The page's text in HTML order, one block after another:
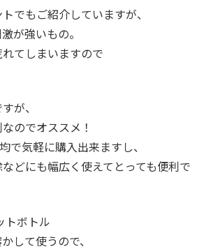
でもご紹介していますが、
が強いもの。
てしまいますので
が、
のでオススメ！
で気軽に購入出来ますし、
どにも幅広く使えてとっても便利で
ボトル
して使うので、